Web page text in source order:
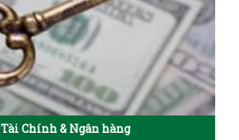
Tài Chính & Ngân hàng